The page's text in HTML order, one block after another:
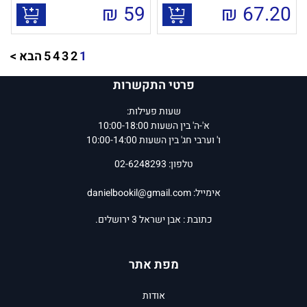
67.20
₪
59
₪
1
2
3
4
5הבא >
פרטי התקשרות
שעות פעילות:
א'-ה' בין השעות 10:00-18:00
ו' וערבי חג' בין השעות 10:00-14:00
טלפון: 02-6248293
אימייל:danielbookil@gmail.com
כתובת : אבן ישראל 3 ירושלים.
מפת אתר
אודות